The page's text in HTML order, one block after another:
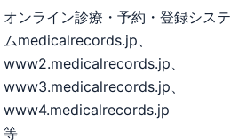
オンライン診療・予約・登録システ
ムmedicalrecords.jp、
www2.medicalrecords.jp、
www3.medicalrecords.jp、
www4.medicalrecords.jp
等